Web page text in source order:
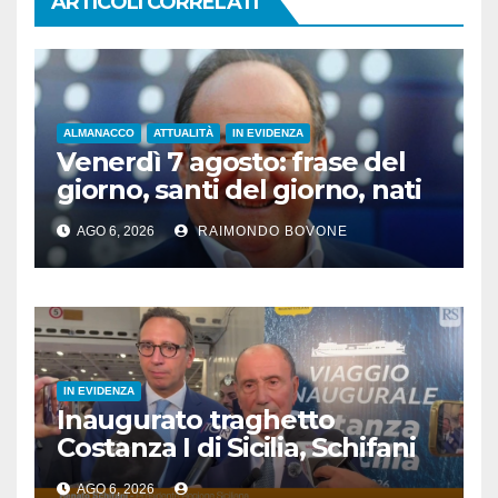
ALMANACCO ATTUALITÀ IN EVIDENZA
Venerdì 7 agosto: frase del
giorno, santi del giorno, nati
famosi, accadde oggi
AGO 6, 2026 RAIMONDO BOVONE
IN EVIDENZA
Inaugurato traghetto
Costanza I di Sicilia, Schifani
“Mantenuto impegni presi”
AGO 6, 2026